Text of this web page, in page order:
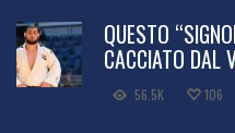
QUESTO
CACCIATO DAL
56.5K 106